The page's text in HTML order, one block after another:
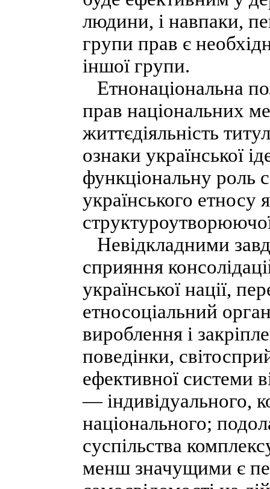
людини, і навпаки,
групи прав є
іншої групи.
Етнонаціональна
прав національних
життєдіяльність
ознаки української
функціональну роль
українського етносу
Невідкладними
сприяння
української нації,
етносоціальний
вироблення і
поведінки,
ефективної системи
— індивідуального,
національного;
суспільства
менш значущими є